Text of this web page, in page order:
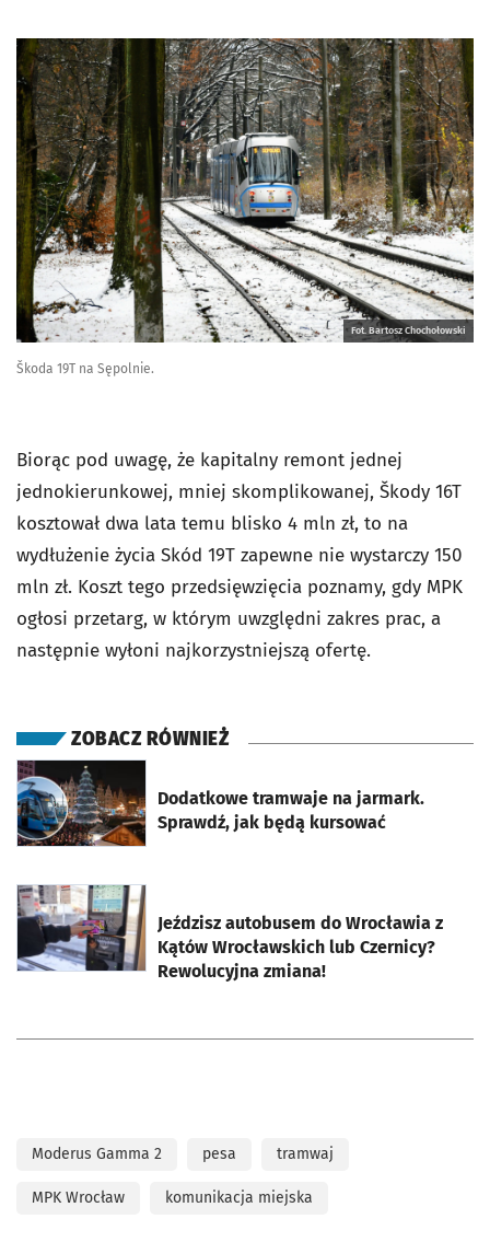
Fot. Bartosz Chochołowski
Škoda 19T na Sępolnie.
Biorąc pod uwagę, że kapitalny remont jednej
jednokierunkowej, mniej skomplikowanej, Škody 16T
kosztował dwa lata temu blisko 4 mln zł, to na
wydłużenie życia Skód 19T zapewne nie wystarczy 150
mln zł. Koszt tego przedsięwzięcia poznamy, gdy MPK
ogłosi przetarg, w którym uwzględni zakres prac, a
następnie wyłoni najkorzystniejszą ofertę.
ZOBACZ RÓWNIEŻ
Dodatkowe tramwaje na jarmark.
Sprawdź, jak będą kursować
otworzy się w nowej karcie
Jeździsz autobusem do Wrocławia z
Kątów Wrocławskich lub Czernicy?
Rewolucyjna zmiana!
otworzy się w nowej karcie
Moderus Gamma 2 pesa tramwaj
MPK Wrocław komunikacja miejska